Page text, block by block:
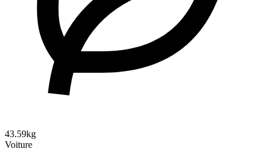
43.59kg
Voiture